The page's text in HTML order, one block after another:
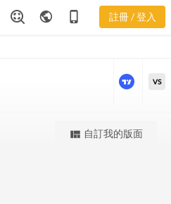
public phone_iphone 註冊 / 登入
SRLP 股價K線
更強大的進階價量圖表
VS
view_quilt 自訂我的版面